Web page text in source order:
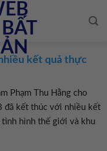
kết quả thực
Phạm Thu Hằng cho
đã kết thúc với nhiều kết
hình thế giới và khu